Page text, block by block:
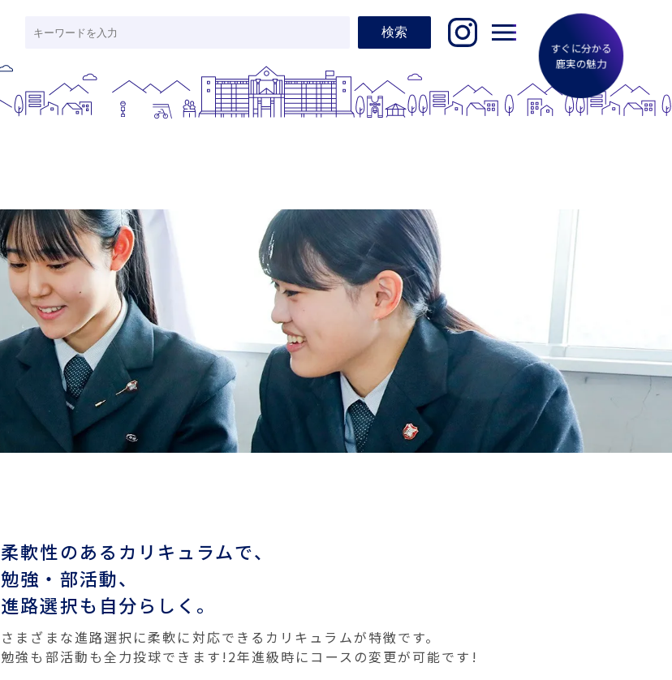
すぐに分かる
鹿実の魅力
柔軟性のあるカリキュラムで、
勉強・部活動、
進路選択も自分らしく。
さまざまな進路選択に柔軟に対応できるカリキュラムが特徴です。
勉強も部活動も全力投球できます!2年進級時にコースの変更が可能です!